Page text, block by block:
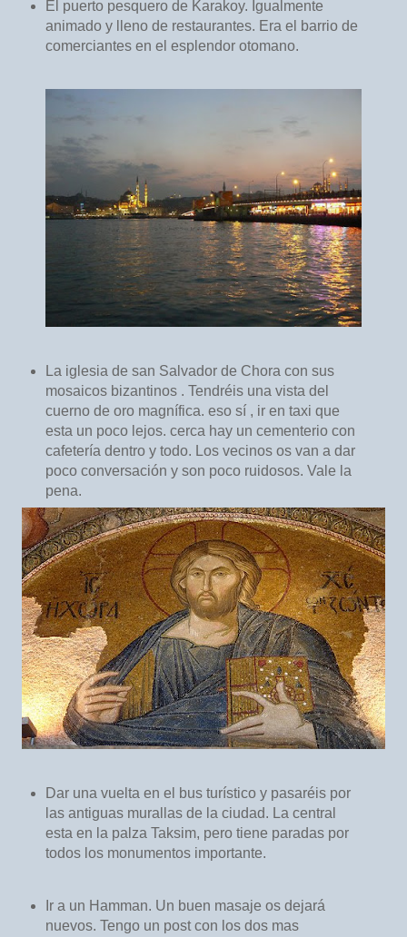
El puerto pesquero de Karakoy. Igualmente
animado y lleno de restaurantes. Era el barrio de
comerciantes en el esplendor otomano.
La iglesia de san Salvador de Chora con sus
mosaicos bizantinos . Tendréis una vista del
cuerno de oro magnífica. eso sí , ir en taxi que
esta un poco lejos. cerca hay un cementerio con
cafetería dentro y todo. Los vecinos os van a dar
poco conversación y son poco ruidosos. Vale la
pena.
Dar una vuelta en el bus turístico y pasaréis por
las antiguas murallas de la ciudad. La central
esta en la palza Taksim, pero tiene paradas por
todos los monumentos importante.
Ir a un Hamman. Un buen masaje os dejará
nuevos. Tengo un post con los dos mas